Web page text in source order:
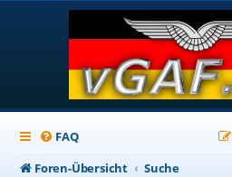
FAQ
Foren-Übersicht
Suche